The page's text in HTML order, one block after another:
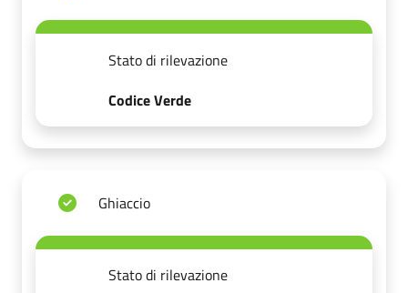
Stato di rilevazione
Codice Verde
Ghiaccio
Stato di rilevazione